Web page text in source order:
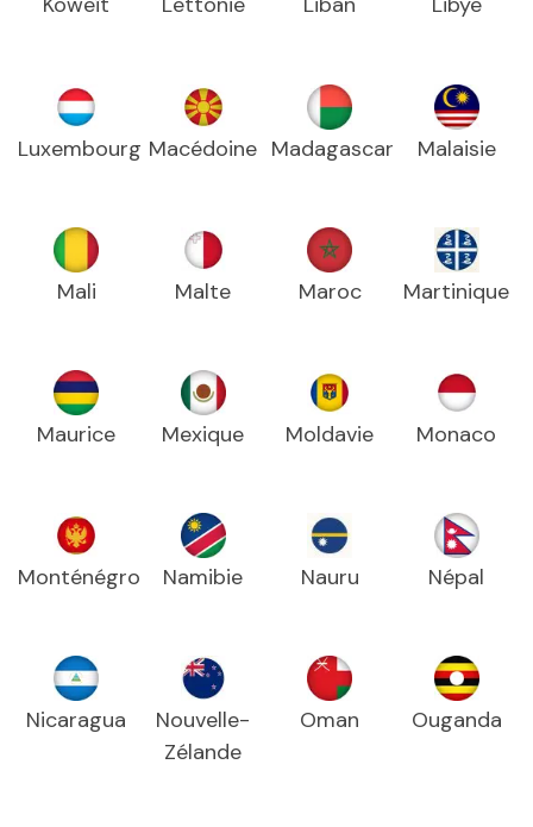
Luxembourg Macédoine Madagascar Malaisie
Mali Malte Maroc Martinique
Maurice Mexique Moldavie Monaco
Monténégro Namibie Nauru Népal
Nicaragua
Nouvelle-
Zélande
Oman Ouganda